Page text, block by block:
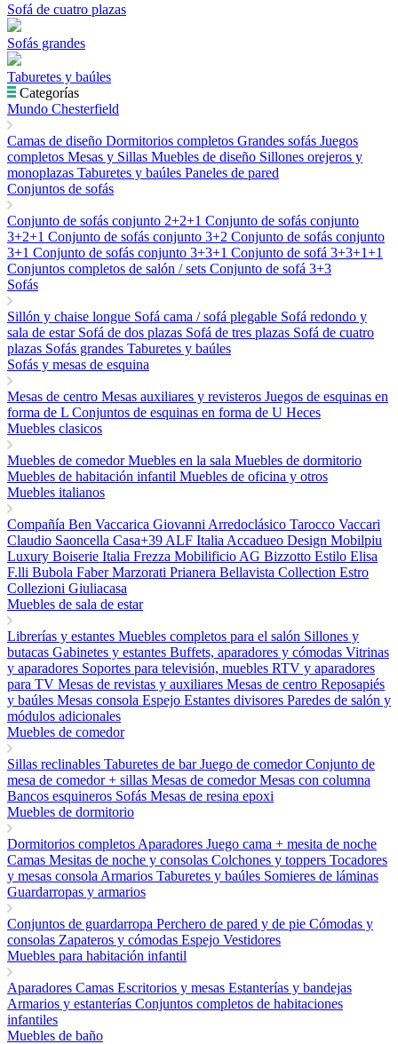
Sofá de cuatro plazas
Sofás grandes
Taburetes y baúles
Categorías
Mundo Chesterfield
Camas de diseño Dormitorios completos Grandes sofás Juegos
completos Mesas y Sillas Muebles de diseño Sillones orejeros y
monoplazas Taburetes y baúles Paneles de pared
Conjuntos de sofás
Conjunto de sofás conjunto 2+2+1 Conjunto de sofás conjunto
3+2+1 Conjunto de sofás conjunto 3+2 Conjunto de sofás conjunto
3+1 Conjunto de sofás conjunto 3+3+1 Conjunto de sofá 3+3+1+1
Conjuntos completos de salón / sets Conjunto de sofá 3+3
Sofás
Sillón y chaise longue Sofá cama / sofá plegable Sofá redondo y
sala de estar Sofá de dos plazas Sofá de tres plazas Sofá de cuatro
plazas Sofás grandes Taburetes y baúles
Sofás y mesas de esquina
Mesas de centro Mesas auxiliares y revisteros Juegos de esquinas en
forma de L Conjuntos de esquinas en forma de U Heces
Muebles clasicos
Muebles de comedorMuebles en la sala Muebles de dormitorio
Muebles de habitación infantil Muebles de oficina y otros
Muebles italianos
Compañía Ben Vaccarica Giovanni Arredoclásico Tarocco Vaccari
Claudio Saoncella Casa+39 ALF Italia Accadueo Design Mobilpiu
Luxury Boiserie Italia Frezza Mobilificio AG Bizzotto Estilo Elisa
F.lli Bubola FaberMarzorati Prianera Bellavista Collection Estro
Collezioni Giuliacasa
Muebles de sala de estar
Librerías y estantes Muebles completos para el salón Sillones y
butacas Gabinetes y estantes Buffets, aparadores y cómodas Vitrinas
y aparadores Soportes para televisión, muebles RTV y aparadores
para TV Mesas de revistas y auxiliares Mesas de centro Reposapiés
y baúles Mesas consola Espejo Estantes divisores Paredes de salón y
módulos adicionales
Muebles de comedor
Sillas reclinables Taburetes de barJuego de comedorConjunto de
mesa de comedor + sillas Mesas de comedorMesas con columna
Bancos esquineros Sofás Mesas de resina epoxi
Muebles de dormitorio
Dormitorios completos Aparadores Juego cama + mesita de noche
Camas Mesitas de noche y consolas Colchones y toppers Tocadores
y mesas consola Armarios Taburetes y baúles Somieres de láminas
Guardarropas y armarios
Conjuntos de guardarropa Perchero de pared y de pie Cómodas y
consolas Zapateros y cómodas Espejo Vestidores
Muebles para habitación infantil
Aparadores Camas Escritorios y mesas Estanterías y bandejas
Armarios y estanterías Conjuntos completos de habitaciones
infantiles
Muebles de baño